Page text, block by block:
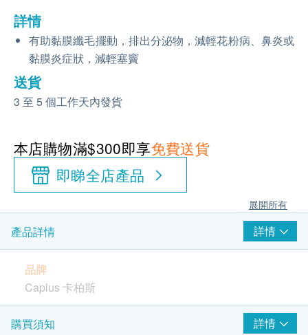
詳情
有助黏膜纖毛擺動，排出分泌物，減輕花粉病、鼻炎或
黏膜炎症狀，減輕塞竇
送貨
3 至 5 個工作天內發貨
本店購物滿$300即享免費送貨
即睇全店產品
展開所有
產品詳情 詳情
品牌
Caplus 卡柏斯
包裝
購買須知 詳情